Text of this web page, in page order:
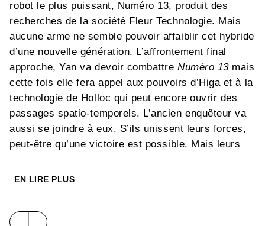
robot le plus puissant, Numéro 13, produit des
recherches de la société Fleur Technologie. Mais
aucune arme ne semble pouvoir affaiblir cet hybride
d’une nouvelle génération. L’affrontement final
approche, Yan va devoir combattreNuméro 13mais
cette fois elle fera appel aux pouvoirs d’Higa et à la
technologie de Holloc qui peut encore ouvrir des
passages spatio-temporels. L’ancien enquêteur va
aussi se joindre à eux. S’ils unissent leurs forces,
peut-être qu’une victoire est possible. Mais leurs
puissance robotique d’un tout nouveau genre…
seinen manga tout en nous offrant une relecture
EN LIRE PLUS